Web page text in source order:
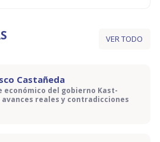
VER TODO
Castañeda
económico del gobierno Kast-
avances reales y contradicciones